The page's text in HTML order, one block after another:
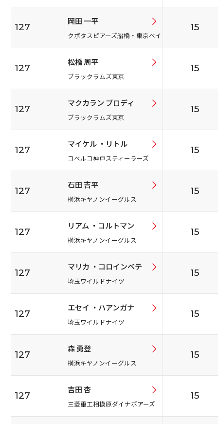
127
岡田 一平
クボタスピアーズ船橋・東京ベイ
15
127
松橋 周平
ブラックラムズ東京
15
127
マクカラン ブロディ
ブラックラムズ東京
15
127
マイケル ・リトル
コベルコ神戸スティーラーズ
15
127
石田 吉平
横浜キヤノンイーグルス
15
127
リアム ・コルトマン
横浜キヤノンイーグルス
15
127
マリカ ・コロインベテ
埼玉ワイルドナイツ
15
127
エセイ ・ハアンガナ
埼玉ワイルドナイツ
15
127
森 勇登
横浜キヤノンイーグルス
15
127
吉田 杏
三菱重工相模原ダイナボアーズ
15